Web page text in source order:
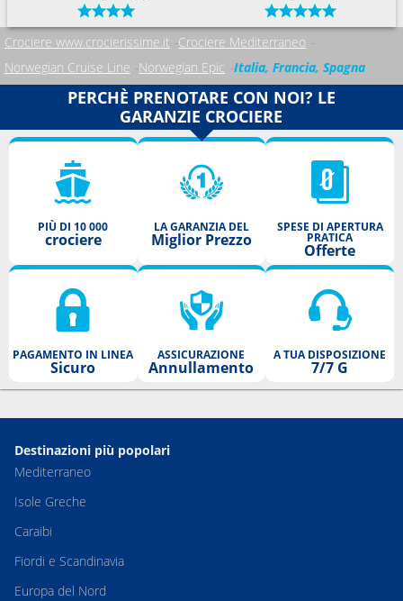
Crociere www.crocierissime.it Crociere Mediterraneo
Norwegian Cruise Line Norwegian Epic Italia, Francia, Spagna
PERCHÈ PRENOTARE CON NOI? LE
GARANZIE CROCIERE
PIÙ DI 10 000
crociere
LA GARANZIA DEL
Miglior Prezzo
SPESE DI APERTURA
PRATICA
Offerte
PAGAMENTO IN LINEA
Sicuro
ASSICURAZIONE
Annullamento
A TUA DISPOSIZIONE
7/7 G
Destinazioni più popolari
Mediterraneo
Isole Greche
Caraibi
Fiordi e Scandinavia
Europa del Nord